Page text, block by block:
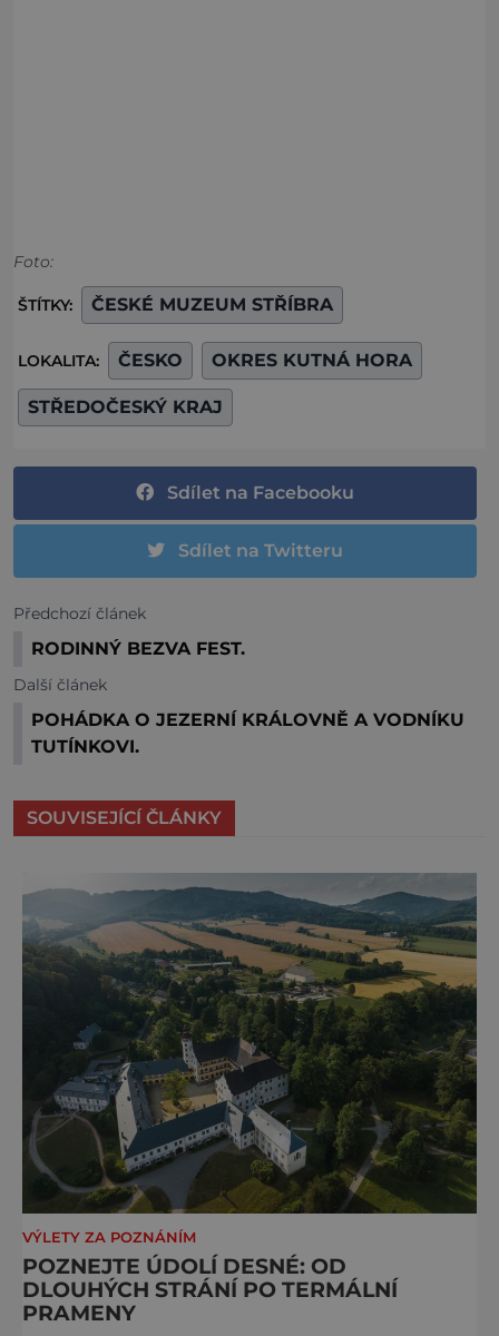
Foto:
ŠTÍTKY: ČESKÉ MUZEUM STŘÍBRA
LOKALITA: ČESKO OKRES KUTNÁ HORA
STŘEDOČESKÝ KRAJ
Sdílet na Facebooku
Sdílet na Twitteru
Předchozí článek
RODINNÝ BEZVA FEST.
Další článek
POHÁDKA O JEZERNÍ KRÁLOVNĚ A VODNÍKU
TUTÍNKOVI.
SOUVISEJÍCÍ ČLÁNKY
VÝLETY ZA POZNÁNÍM
POZNEJTE ÚDOLÍ DESNÉ: OD
DLOUHÝCH STRÁNÍ PO TERMÁLNÍ
PRAMENY